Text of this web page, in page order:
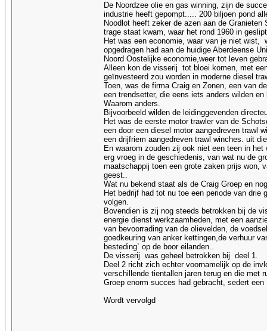
De Noordzee olie en gas winning, zijn de
industrie heeft gepompt..... 200 biljoen pond
Noodlot heeft zeker de azen aan de
trage staat kwam, waar het rond 1960 in
Het was een economie, waar van je niet wist,
opgedragen had aan de huidige Aberdeense
Noord Oostelijke economie,weer tot leven
Alleen kon de visserij tot bloei komen, met
geïnvesteerd zou worden in moderne diesel
Toen, was de firma Craig en Zonen, een van
een trendsetter, die eens iets anders wilden en
Waarom anders.
Bijvoorbeeld wilden de leidinggevenden
Het was de eerste motor trawler van de
een door een diesel motor aangedreven trawl
een drijfriem aangedreven trawl winches. uit
En waarom zouden zij ook niet een teen in
erg vroeg in de geschiedenis, van wat nu de
maatschappij toen een grote zaken prijs won,
geest..
Wat nu bekend staat als de Craig Groep en
Het bedrijf had tot nu toe een periode van
volgen.
Bovendien is zij nog steeds betrokken bij de
energie dienst werkzaamheden, met een
van bevoorrading van de olievelden, de
goedkeuring van anker kettingen,de verhuur
besteding` op de boor eilanden..
De visserij was geheel betrokken bij deel 1.
Deel 2 richt zich echter voornamelijk op de
verschillende tientallen jaren terug en die met
Groep enorm succes had gebracht, sedert
Wordt vervolgd